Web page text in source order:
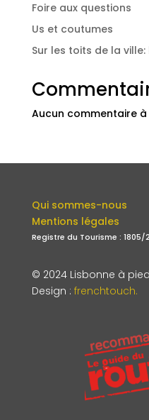
Foire aux questions
Us et coutumes
Sur les toits de la
Aucun commentaire
Qui sommes-nous
Mentions légales
Registre du Tourisme : 1805/
© 2024 Lisbonne à pied
Design : frenchtouch.